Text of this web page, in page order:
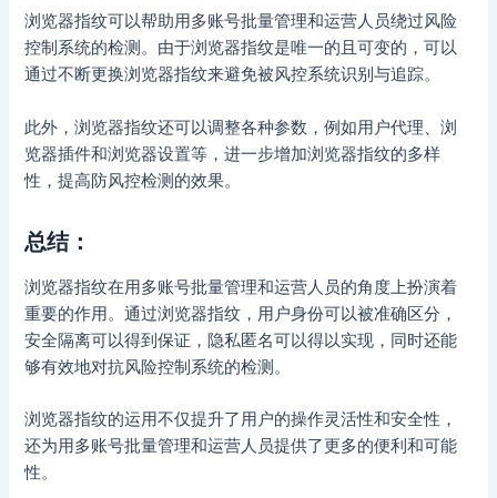
浏览器指纹可以帮助用多账号批量管理和运营人员绕过风险
控制系统的检测。由于浏览器指纹是唯一的且可变的，可以
通过不断更换浏览器指纹来避免被风控系统识别与追踪。
此外，浏览器指纹还可以调整各种参数，例如用户代理、浏
览器插件和浏览器设置等，进一步增加浏览器指纹的多样
性，提高防风控检测的效果。
总结：
浏览器指纹在用多账号批量管理和运营人员的角度上扮演着
重要的作用。通过浏览器指纹，用户身份可以被准确区分，
安全隔离可以得到保证，隐私匿名可以得以实现，同时还能
够有效地对抗风险控制系统的检测。
浏览器指纹的运用不仅提升了用户的操作灵活性和安全性，
还为用多账号批量管理和运营人员提供了更多的便利和可能
性。